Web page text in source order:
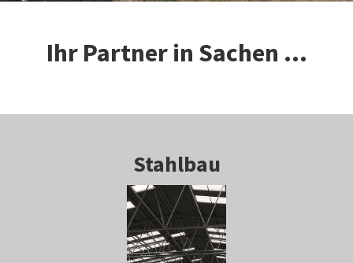
Ihr Partner in Sachen ...
Stahlbau